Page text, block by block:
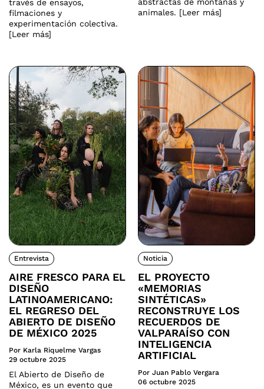
través de ensayos,
filmaciones y
experimentación colectiva.
[Leer más]
animales. [Leer más]
Entrevista
AIRE FRESCO PARA EL
DISEÑO
LATINOAMERICANO:
EL REGRESO DEL
ABIERTO DE DISEÑO
DE MÉXICO 2025
Por Karla Riquelme Vargas
29 octubre 2025
El Abierto de Diseño de
México, es un evento que
Noticia
EL PROYECTO
«MEMORIAS
SINTÉTICAS»
RECONSTRUYE LOS
RECUERDOS DE
VALPARAÍSO CON
INTELIGENCIA
ARTIFICIAL
Por Juan Pablo Vergara
06 octubre 2025